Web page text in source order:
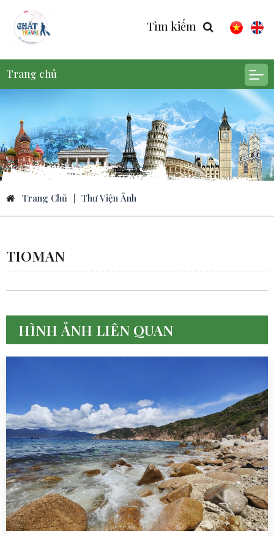
Tìm kiếm
Trang chủ
Trang Chủ Thư Viện Ảnh
TIOMAN
HÌNH ẢNH LIÊN QUAN